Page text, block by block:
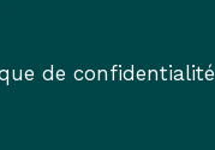
de confidentialité